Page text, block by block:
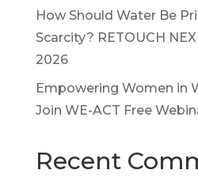
How Should Water Be
Scarcity? RETOUCH
2026
Empowering Women in
Join WE-ACT Free
Recent